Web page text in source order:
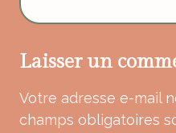
Laisser un
Votre adresse e-mail
champs obligatoires